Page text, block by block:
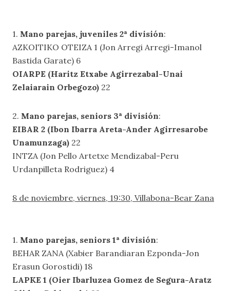
1. Mano parejas, juveniles 2ª división:
AZKOITIKO OTEIZA 1 (Jon Arregi Arregi-Imanol
Bastida Garate) 6
OIARPE (Haritz Etxabe Agirrezabal-Unai
Zelaiarain Orbegozo) 22
2. Mano parejas, seniors 3ª división:
EIBAR 2 (Ibon Ibarra Areta-Ander Agirresarobe
Unamunzaga) 22
INTZA (Jon Pello Artetxe Mendizabal-Peru
Urdanpilleta Rodriguez) 4
8 de noviembre, viernes, 19:30, Villabona-Bear Zana
1. Mano parejas, seniors 1ª división:
BEHAR ZANA (Xabier Barandiaran Ezponda-Jon
Erasun Gorostidi) 18
LAPKE 1 (Oier Ibarluzea Gomez de Segura-Aratz